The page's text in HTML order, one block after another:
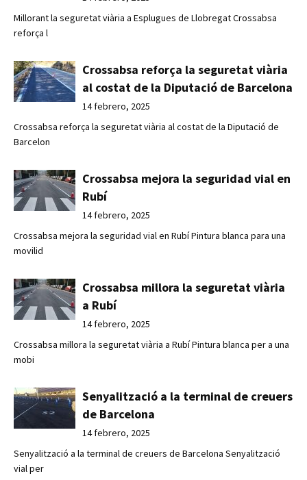
Millorant la seguretat viària a Esplugues de Llobregat Crossabsa
reforça l
Crossabsa reforça la seguretat viària
al costat de la Diputació de Barcelona
14 febrero, 2025
Crossabsa reforça la seguretat viària al costat de la Diputació de
Barcelon
Crossabsa mejora la seguridad vial en
Rubí
14 febrero, 2025
Crossabsa mejora la seguridad vial en Rubí Pintura blanca para una
movilid
Crossabsa millora la seguretat viària
a Rubí
14 febrero, 2025
Crossabsa millora la seguretat viària a Rubí Pintura blanca per a una
mobi
Senyalització a la terminal de creuers
de Barcelona
14 febrero, 2025
Senyalització a la terminal de creuers de Barcelona Senyalització
vial per